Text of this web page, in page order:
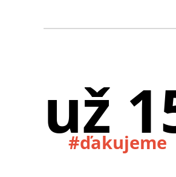
už
#ďakujeme